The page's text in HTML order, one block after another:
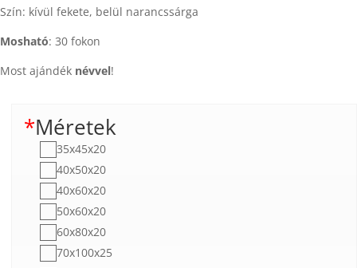
Szín: kívül fekete, belül narancssárga
Mosható: 30 fokon
Most ajándék névvel!
*Méretek
35x45x20
40x50x20
40x60x20
50x60x20
60x80x20
70x100x25